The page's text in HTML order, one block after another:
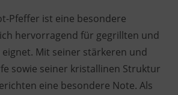
Pfeffer ist eine besondere
hervorragend für gegrillten und
Mit seiner stärkeren und
sowie seiner kristallinen Struktur
eine besondere Note. Als